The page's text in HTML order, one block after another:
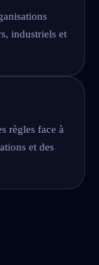
industriels et
règles face à
et des